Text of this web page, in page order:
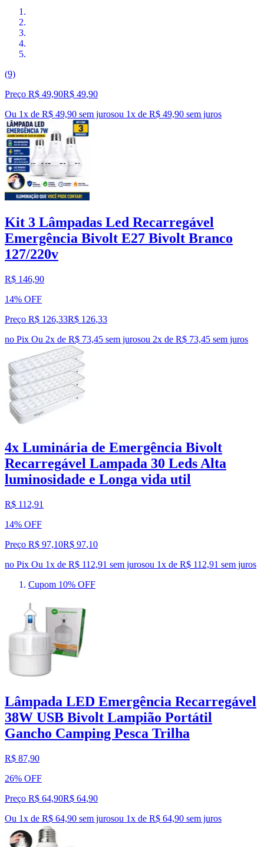
(9)
Preço R$ 49,90R$ 49,90
Ou 1x de R$ 49,90 sem jurosou 1x de R$ 49,90 sem juros
Kit 3 Lâmpadas Led Recarregável
Emergência Bivolt E27 Bivolt Branco
127/220v
R$ 146,90
14% OFF
Preço R$ 126,33R$ 126,33
no Pix Ou 2x de R$ 73,45 sem jurosou 2x de R$ 73,45 sem juros
4x Luminária de Emergência Bivolt
Recarregável Lampada 30 Leds Alta
luminosidade e Longa vida util
R$ 112,91
14% OFF
Preço R$ 97,10R$ 97,10
no Pix Ou 1x de R$ 112,91 sem jurosou 1x de R$ 112,91 sem juros
Cupom 10% OFF
Lâmpada LED Emergência Recarregável
38W USB Bivolt Lampião Portátil
Gancho Camping Pesca Trilha
R$ 87,90
26% OFF
Preço R$ 64,90R$ 64,90
Ou 1x de R$ 64,90 sem jurosou 1x de R$ 64,90 sem juros